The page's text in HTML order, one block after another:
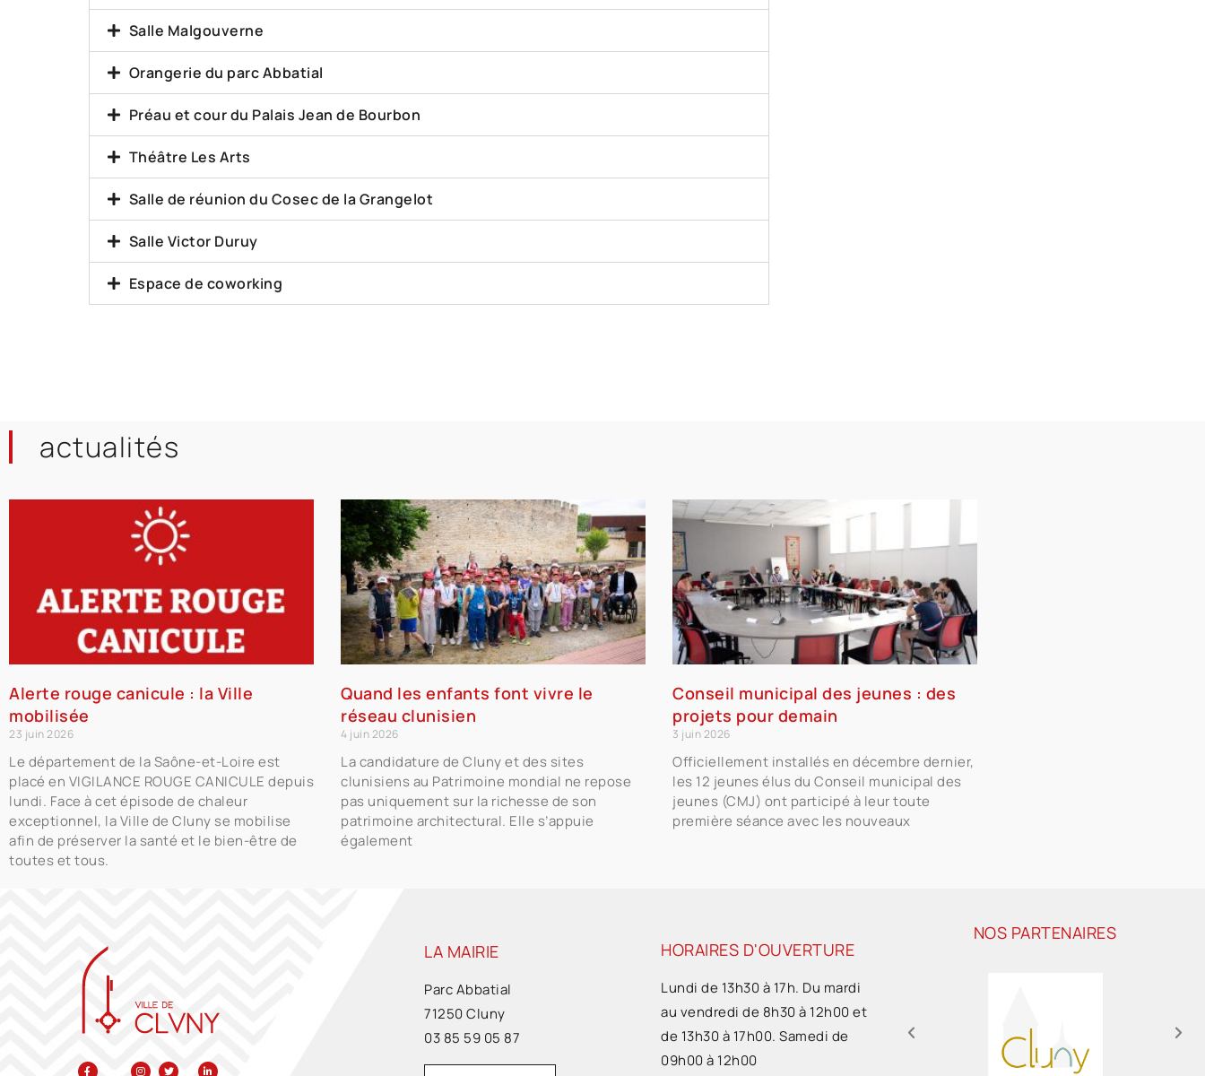
Salle Malgouverne
Orangerie du parc Abbatial
Préau et cour du Palais Jean de Bourbon
Théâtre Les Arts
Salle de réunion du Cosec de la Grangelot
Salle Victor Duruy
Espace de coworking
actualités
Alerte rouge canicule : la Ville
mobilisée
23 juin 2026
Le département de la Saône-et-Loire est
placé en VIGILANCE ROUGE CANICULE depuis
lundi. Face à cet épisode de chaleur
exceptionnel, la Ville de Cluny se mobilise
afin de préserver la santé et le bien-être de
toutes et tous.
Quand les enfants font vivre le
réseau clunisien
4 juin 2026
La candidature de Cluny et des sites
clunisiens au Patrimoine mondial ne repose
pas uniquement sur la richesse de son
patrimoine architectural. Elle s’appuie
également
Conseil municipal des jeunes : des
projets pour demain
3 juin 2026
Officiellement installés en décembre dernier,
les 12 jeunes élus du Conseil municipal des
jeunes (CMJ) ont participé à leur toute
première séance avec les nouveaux
LA MAIRIE
Parc Abbatial
71250 Cluny
03 85 59 05 87
HORAIRES D'OUVERTURE
Lundi de 13h30 à 17h. Du mardi
au vendredi de 8h30 à 12h00 et
de 13h30 à 17h00. Samedi de
09h00 à 12h00
NOS PARTENAIRES